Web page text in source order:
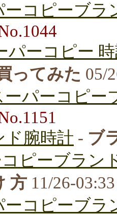
ーコピーブラ
パーコピー
ってみた 05/
ーパーコピー
ド腕時計 - ブ
ピーブラン
方 11/26-
ーコピーブラ